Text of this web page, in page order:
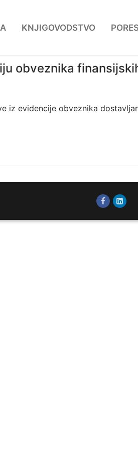
KNJIGOVODSTVO
obveznika
iz evidencije obveznika